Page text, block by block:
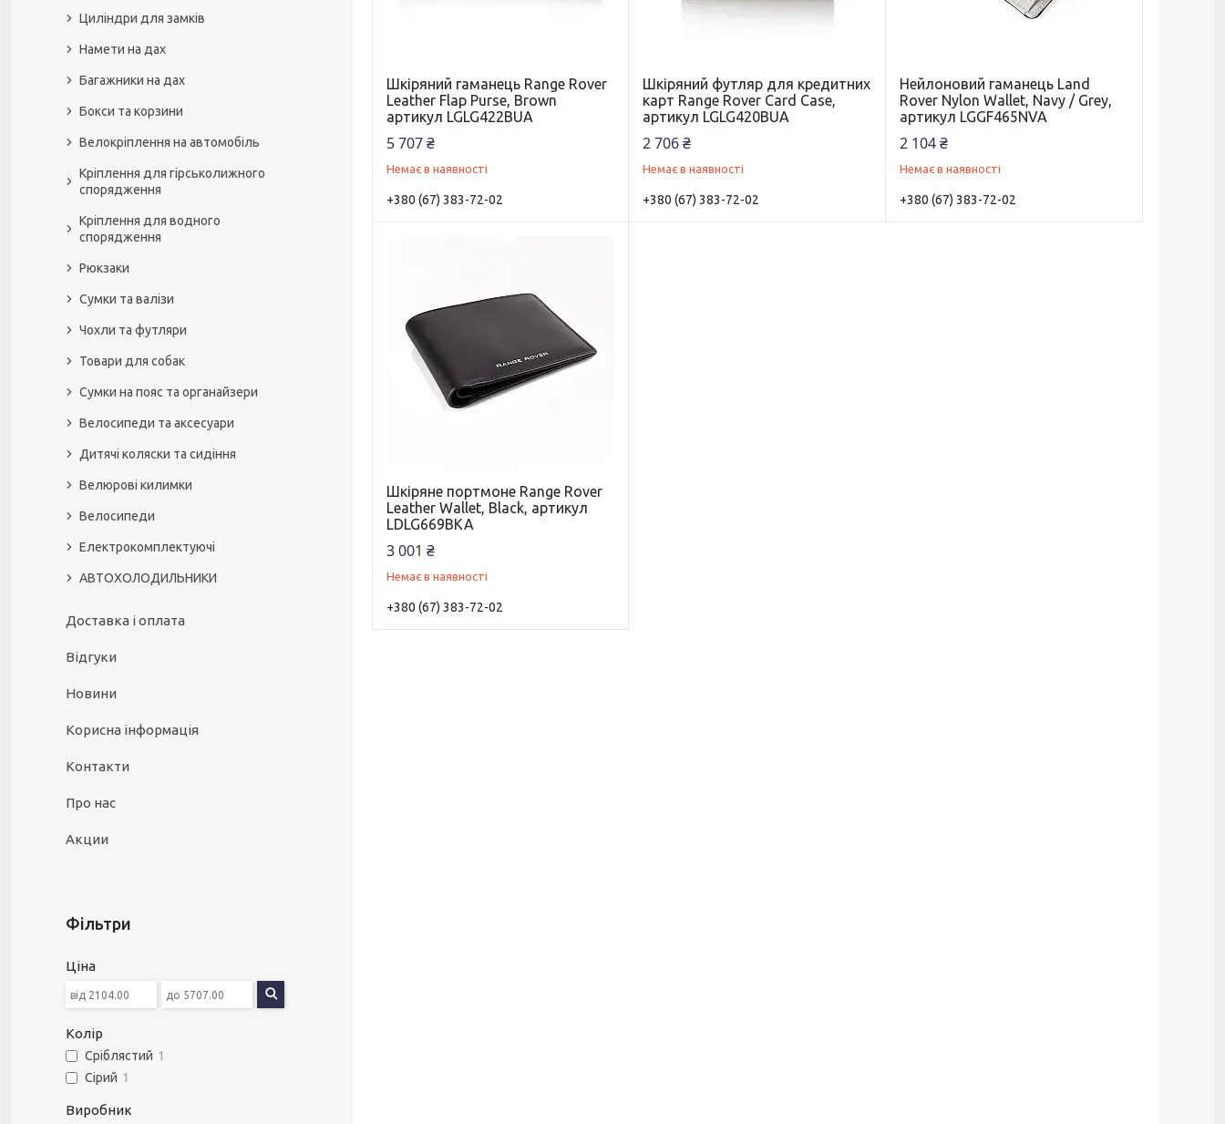
Шкіряний гаманець Range Rover
Leather Flap Purse, Brown
артикул LGLG422BUA
5 707 ₴
Немає в наявності
+380 (67) 383-72-02
Шкіряний футляр для кредитних
карт Range Rover Card Case,
артикул LGLG420BUA
2 706 ₴
Немає в наявності
+380 (67) 383-72-02
Нейлоновий гаманець Land
Rover Nylon Wallet, Navy / Grey,
артикул LGGF465NVA
2 104 ₴
Немає в наявності
+380 (67) 383-72-02
Шкіряне портмоне Range Rover
Leather Wallet, Black, артикул
LDLG669BKA
3 001 ₴
Немає в наявності
+380 (67) 383-72-02
Циліндри для замків
Намети на дах
Багажники на дах
Бокси та корзини
Велокріплення на автомобіль
Кріплення для гірськолижного
спорядження
Кріплення для водного
спорядження
Рюкзаки
Сумки та валізи
Чохли та футляри
Товари для собак
Сумки на пояс та органайзери
Велосипеди та аксесуари
Дитячі коляски та сидіння
Велюрові килимки
Велосипеди
Електрокомплектуючі
АВТОХОЛОДИЛЬНИКИ
Доставка і оплата
Відгуки
Новини
Корисна інформація
Контакти
Про нас
Акции
Фільтри
Ціна
Колір
Сріблястий 1
Сірий 1
Виробник